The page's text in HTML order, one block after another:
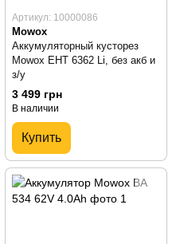
Артикул: 10000086
Mowox
Аккумуляторный кусторез
Mowox EHT 6362 Li, без акб и
з/у
3 499 грн
В наличии
Купить